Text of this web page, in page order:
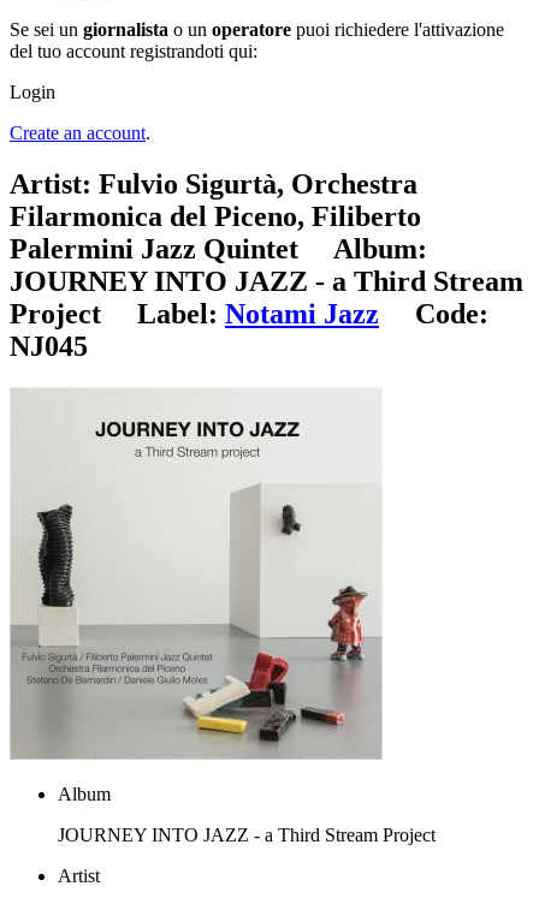
Se sei un giornalista o un operatore puoi richiedere l'attivazione
del tuo account registrandoti qui:
Login
Create an account.
Artist: Fulvio Sigurtà, Orchestra
Filarmonica del Piceno, Filiberto
Palermini Jazz Quintet Album:
JOURNEY INTO JAZZ - a Third Stream
Project Label: Notami Jazz Code:
NJ045
Album
JOURNEY INTO JAZZ - a Third Stream Project
Artist